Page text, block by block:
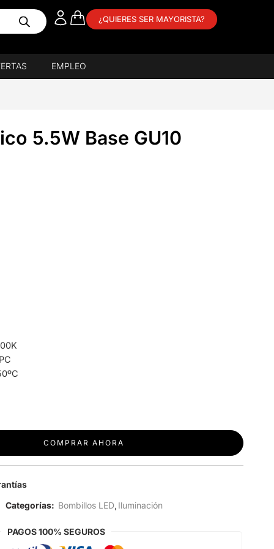
¿QUIERES SER MAYORISTA?
EMPLEO
5.5W Base GU10
COMPRAR AHORA
Categorías: Bombillos LED, Iluminación
PAGOS 100% SEGUROS